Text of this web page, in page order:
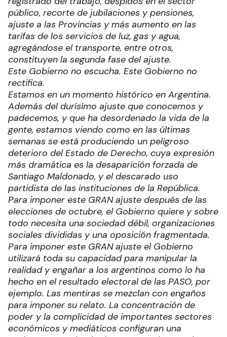
público, recorte de jubilaciones y pensiones,
ajuste a las Provincias y más aumento en las
tarifas de los servicios de luz, gas y agua,
agregándose el transporte, entre otros,
constituyen la segunda fase del ajuste.
Este Gobierno no escucha. Este Gobierno no
rectifica.
Estamos en un momento histórico en Argentina.
Además del durísimo ajuste que conocemos y
padecemos, y que ha desordenado la vida de la
gente, estamos viendo como en las últimas
semanas se está produciendo un peligroso
deterioro del Estado de Derecho, cuya expresión
más dramática es la desaparición forzada de
Santiago Maldonado, y el descarado uso
partidista de las instituciones de la República.
Para imponer este GRAN ajuste después de las
elecciones de octubre, el Gobierno quiere y sobre
todo necesita una sociedad débil, organizaciones
sociales divididas y una oposición fragmentada.
Para imponer este GRAN ajuste el Gobierno
utilizará toda su capacidad para manipular la
realidad y engañar a los argentinos como lo ha
hecho en el resultado electoral de las PASO, por
ejemplo. Las mentiras se mezclan con engaños
para imponer su relato. La concentración de
poder y la complicidad de importantes sectores
económicos y mediáticos configuran una